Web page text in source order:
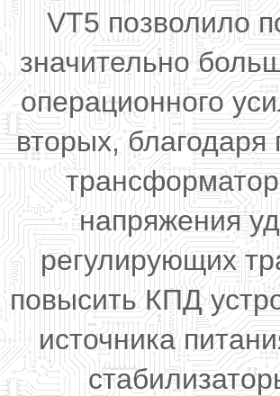
VT5 позволило
значительно
операционного
вторых,
напряжения
регулирующих
повысить КПД
источника